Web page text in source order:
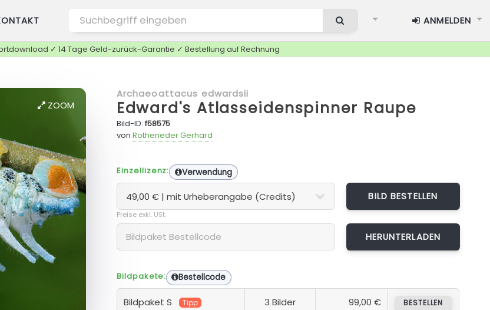
ANMELDEN
✓ 14 Tage Geld-zurück-Garantie ✓ Bestellung auf Rechnung
ZOOM
Archaeoattacus edwardsii
Edward's Atlasseidenspinner Raupe
Bild-ID:f58575
von Rotheneder Gerhard
Einzellizenz: Verwendung
BILD BESTELLEN
Preise exkl. USt.
Bildpakete: Bestellcode
Bildpaket S Tipp 3 Bilder 99,00 € BESTELLEN